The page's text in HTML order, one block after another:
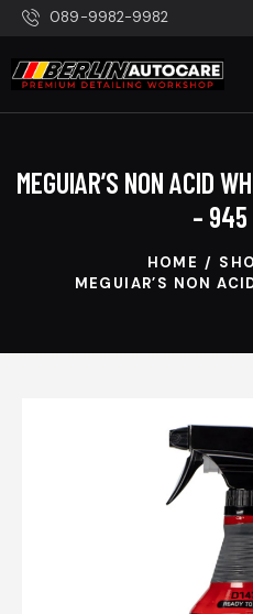
089-9982-9982
MEGUIAR’S NON ACID
– 945
HOME
MEGUIAR’S NON